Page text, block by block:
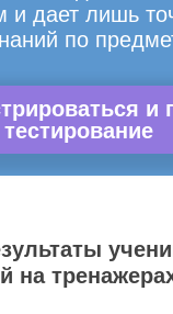
и дает лишь
по
и
тестирование
на